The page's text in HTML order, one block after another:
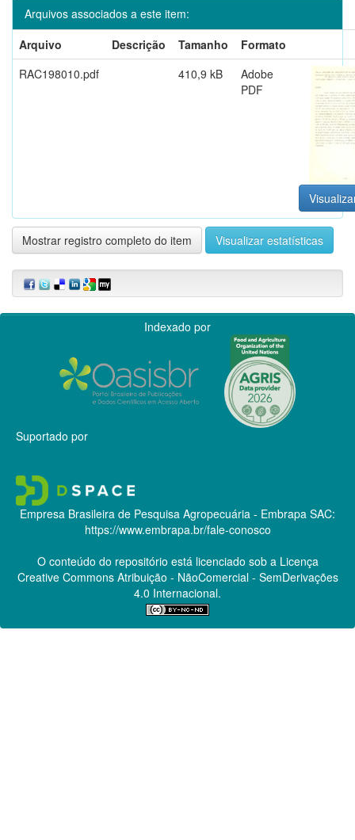
Arquivos associados a este item:
Arquivo
Descrição Tamanho
Formato
RAC198010.pdf
410,9 kB
Adobe
PDF
Mostrar registro completo do item Visualizar estatísticas
Indexado por
Suportado por
Empresa Brasileira de Pesquisa Agropecuária - Embrapa SAC:
https://www.embrapa.br/fale-conosco
O conteúdo do repositório está licenciado sob a Licença
Creative CommonsAtribuição - NãoComercial - SemDerivações
4.0 Internacional.